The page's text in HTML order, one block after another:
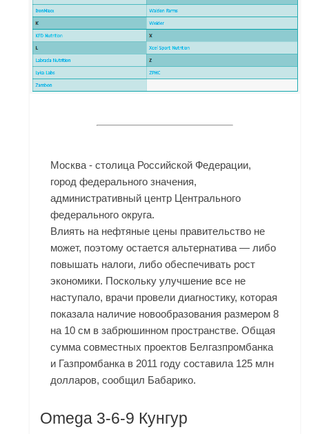
Москва - столица Российской Федерации,
город федерального значения,
административный центр Центрального
федерального округа.
Влиять на нефтяные цены правительство не
может, поэтому остается альтернатива — либо
повышать налоги, либо обеспечивать рост
экономики. Поскольку улучшение все не
наступало, врачи провели диагностику, которая
показала наличие новообразования размером 8
на 10 см в забрюшинном пространстве. Общая
сумма совместных проектов Белгазпромбанка
и Газпромбанка в 2011 году составила 125 млн
долларов, сообщил Бабарико.
Omega 3-6-9 Кунгур